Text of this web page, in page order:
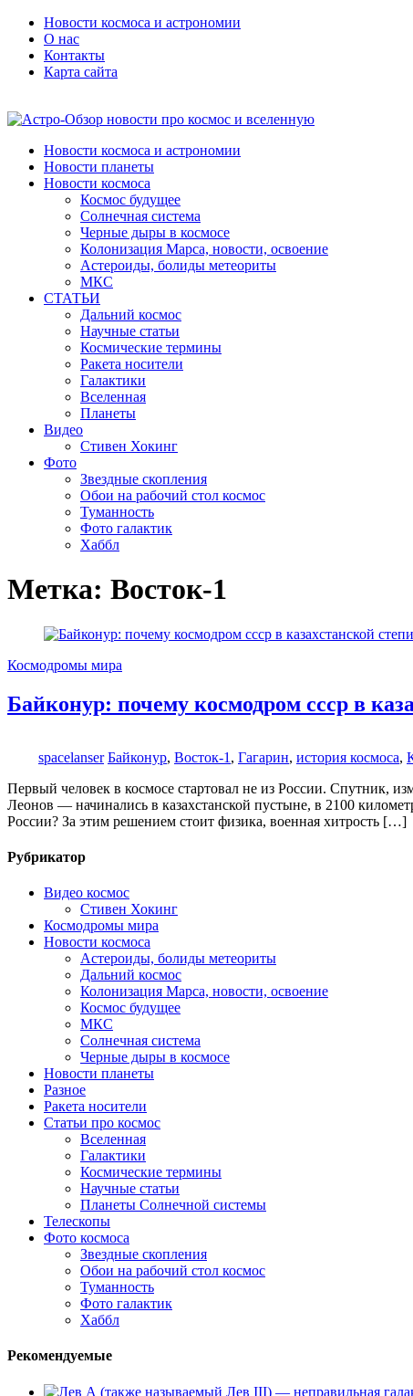
Новости космоса и астрономии
О нас
Контакты
Карта сайта
Новости космоса и астрономии
Новости планеты
Новости космоса
Космос будущее
Солнечная система
Черные дыры в космосе
Колонизация Марса, новости, освоение
Астероиды, болиды метеориты
МКС
СТАТЬИ
Дальний космос
Научные статьи
Космические термины
Ракета носители
Галактики
Вселенная
Планеты
Видео
Стивен Хокинг
Фото
Звездные скопления
Обои на рабочий стол космос
Туманность
Фото галактик
Хаббл
Метка: Восток-1
Космодромы мира
Байконур: почему космодром ссср в
spacelanser Байконур, Восток-1 , Гагарин, история космоса,
Первый человек в космосе стартовал не из России. Спутник,
Леонов — начинались в казахстанской пустыне, в 2100
России? За этим решением стоит физика, военная хитрость […]
Рубрикатор
Видео космос
Стивен Хокинг
Космодромы мира
Новости космоса
Астероиды, болиды метеориты
Дальний космос
Колонизация Марса, новости, освоение
Космос будущее
МКС
Солнечная система
Черные дыры в космосе
Новости планеты
Разное
Ракета носители
Статьи про космос
Вселенная
Галактики
Космические термины
Научные статьи
Планеты Солнечной системы
Телескопы
Фото космоса
Звездные скопления
Обои на рабочий стол космос
Туманность
Фото галактик
Хаббл
Рекомендуемые